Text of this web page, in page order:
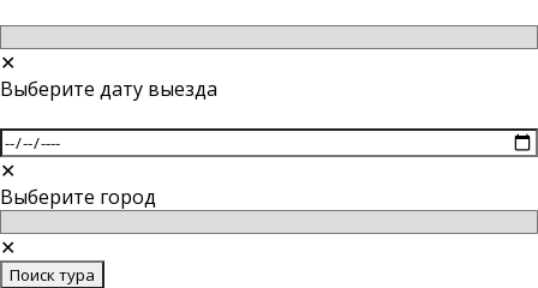
✕
Выберите дату выезда
✕
Выберите город
✕
Поиск тура